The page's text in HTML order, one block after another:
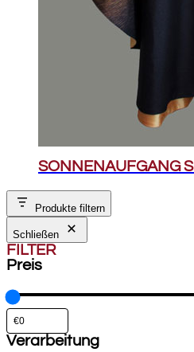
SONNENAUFGANG
Produkte filtern
Schließen
FILTER
Preis
Verarbeitung